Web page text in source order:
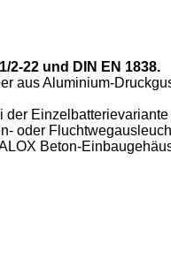
2-22 und DIN EN 1838.
aus Aluminium-
oder
Beton-